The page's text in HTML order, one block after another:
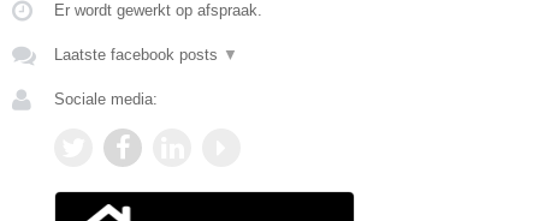
Er wordt gewerkt op afspraak.
Laatste facebook posts ▼
Sociale media: